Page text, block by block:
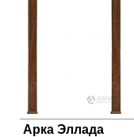
Арка Эллада